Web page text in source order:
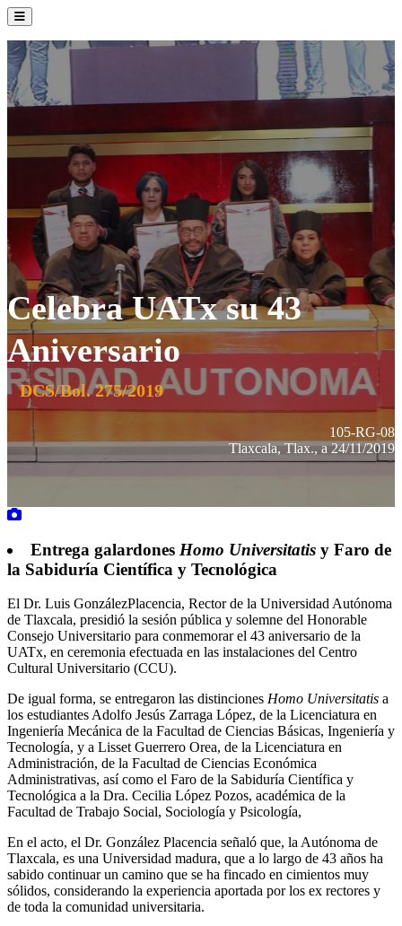
La Institución
Admisión
Oferta Académica
Servicios
Celebra UATx su 43
Aniversario
DCS/Bol. 275/2019
105-RG-08
Tlaxcala, Tlax., a 24/11/2019
Entrega galardones Homo Universitatisy Faro de
la Sabiduría Científica y Tecnológica
El Dr. Luis GonzálezPlacencia, Rector de la Universidad Autónoma
de Tlaxcala, presidió la sesión pública y solemne del Honorable
Consejo Universitario para conmemorar el 43 aniversario de la
UATx, en ceremonia efectuada en las instalaciones del Centro
Cultural Universitario (CCU).
De igual forma, se entregaron las distinciones Homo Universitatis a
los estudiantes Adolfo Jesús Zarraga López, de la Licenciatura en
Ingeniería Mecánica de la Facultad de Ciencias Básicas, Ingeniería y
Tecnología, y a Lisset Guerrero Orea, de la Licenciatura en
Administración, de la Facultad de Ciencias Económica
Administrativas, así como el Faro de la Sabiduría Científica y
Tecnológica a la Dra. Cecilia López Pozos, académica de la
Facultad de Trabajo Social, Sociología y Psicología,
En el acto, el Dr. González Placencia señaló que, la Autónoma de
Tlaxcala, es una Universidad madura, que a lo largo de 43 años ha
sabido continuar un camino que se ha fincado en cimientos muy
sólidos, considerando la experiencia aportada por los ex rectores y
de toda la comunidad universitaria.